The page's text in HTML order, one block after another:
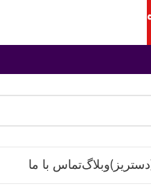
وبلاگتماس با ما